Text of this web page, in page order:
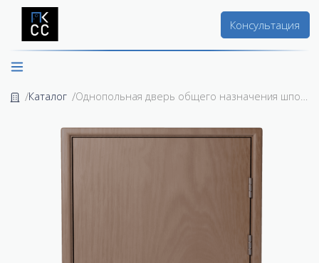
Каталог Однопольная дверь общего назначения шпонированная
Консультация